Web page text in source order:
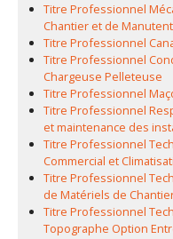
Titre Professionnel
Chantier et de
Titre Professionnel
Titre Professionnel
Chargeuse Pelleteuse
Titre Professionnel
Titre Professionnel
et maintenance des
Titre Professionnel
Commercial et
Titre Professionnel
de Matériels de
Titre Professionnel
Topographe Option